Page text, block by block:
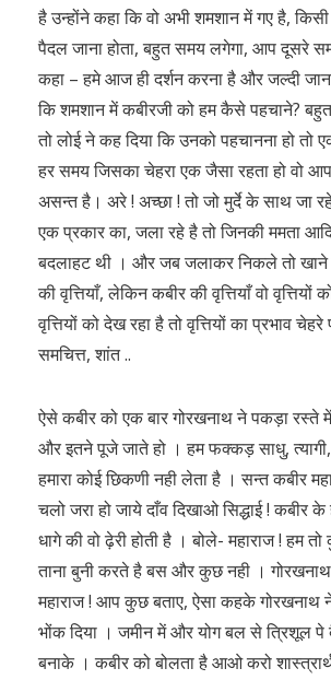
है उन्होंने कहा कि वो अभी शमशान में गए है,
पैदल जाना होता, बहुत समय लगेगा, आप दूसरे
कहा – हमे आज ही दर्शन करना है और जल्दी
कि शमशान में कबीरजी को हम कैसे पहचाने? बहुत
तो लोई ने कह दिया कि उनको पहचानना हो तो
हर समय जिसका चेहरा एक जैसा रहता हो वो
असन्त है। अरे ! अच्छा ! तो जो मुर्दे के साथ जा
एक प्रकार का, जला रहे है तो जिनकी ममता
बदलाहट थी । और जब जलाकर निकले तो खाने
की वृत्तियाँ, लेकिन कबीर की वृत्तियाँ वो वृत्तियों
वृत्तियों को देख रहा है तो वृत्तियों का प्रभाव
समचित्त, शांत ..
ऐसे कबीर को एक बार गोरखनाथ ने पकड़ा रस्ते
और इतने पूजे जाते हो । हम फक्कड़ साधु,
हमारा कोई छिकणी नही लेता है । सन्त कबीर
चलो जरा हो जाये दाँव दिखाओ सिद्धाई ! कबीर के
धागे की वो ढ़ेरी होती है । बोले- महाराज ! हम
ताना बुनी करते है बस और कुछ नही ।
महाराज ! आप कुछ बताए, ऐसा कहके गोरखनाथ
भोंक दिया । जमीन में और योग बल से त्रिशूल
बनाके । कबीर को बोलता है आओ करो